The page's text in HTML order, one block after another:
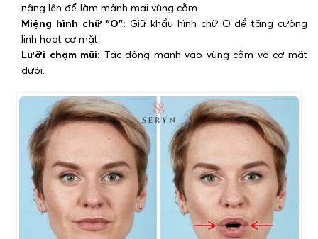
nâng lên để làm mảnh mai vùng cằm.
Miệng hình chữ “O”: Giữ khẩu hình chữ O để tăng cường
linh hoạt cơ mặt.
Lưỡi chạm mũi: Tác động mạnh vào vùng cằm và cơ mặt
dưới.